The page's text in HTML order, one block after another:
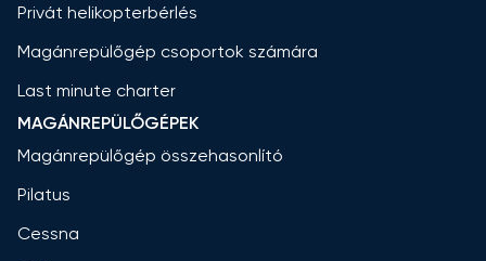
Privát helikopterbérlés
Magánrepülőgép csoportok számára
Last minute charter
MAGÁNREPÜLŐGÉPEK
Magánrepülőgép összehasonlító
Pilatus
Cessna